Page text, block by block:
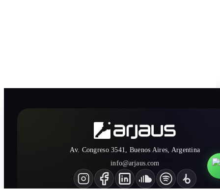
Av. Congreso 3541, Buenos Aires, Argentina
info@arjaus.com